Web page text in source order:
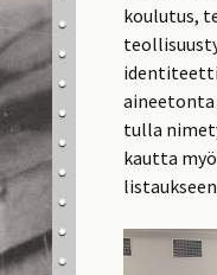
koulutus,
tulla
kautta